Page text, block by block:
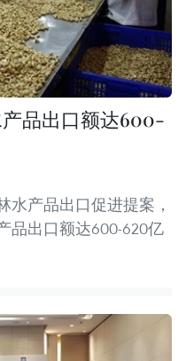
品出口额达600-
水产品出口促进提案，
品出口额达600-620亿